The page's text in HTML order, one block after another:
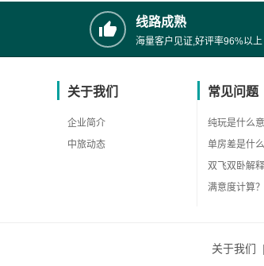
线路成熟
海量客户见证,好评率96%以上
关于我们
企业简介
中旅动态
常见问题
纯玩是什么意
单房差是什么
双飞双卧解释
满意度计算？
关于我们 |